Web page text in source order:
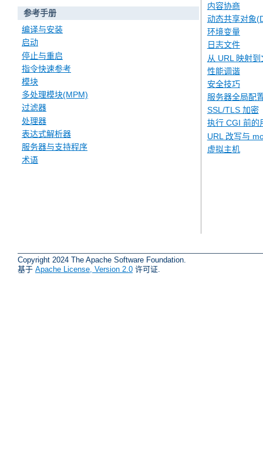
参考手册
编译与安装
启动
停止与重启
指令快速参考
模块
多处理模块(MPM)
过滤器
处理器
表达式解析器
服务器与支持程序
术语
内容协商
动态共享对象
环境变量
日志文件
从 URL 映射
性能调谐
安全技巧
服务器全局配
SSL/TLS 加密
执行 CGI 前的
URL 改写与
虚拟主机
Copyright 2024 The Apache Software Foundation.
基于 Apache License, Version 2.0 许可证.